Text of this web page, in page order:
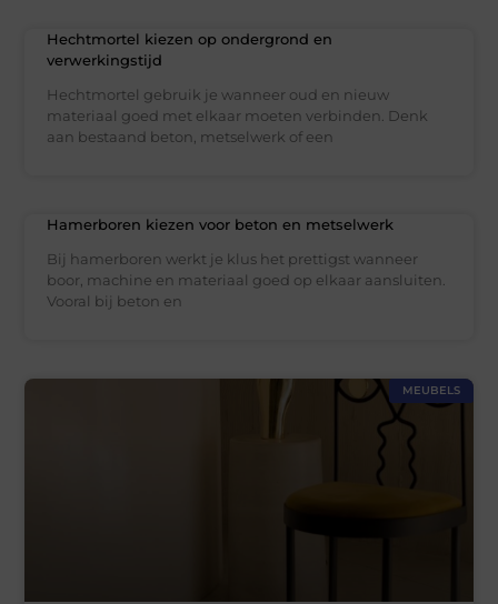
Hechtmortel kiezen op ondergrond en
verwerkingstijd
Hechtmortel gebruik je wanneer oud en nieuw
materiaal goed met elkaar moeten verbinden. Denk
aan bestaand beton, metselwerk of een
Hamerboren kiezen voor beton en metselwerk
Bij hamerboren werkt je klus het prettigst wanneer
boor, machine en materiaal goed op elkaar aansluiten.
Vooral bij beton en
MEUBELS